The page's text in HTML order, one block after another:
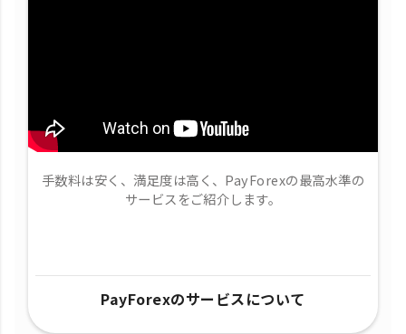
手数料は安く、満足度は高く、PayForexの最高水準の
サービスをご紹介します。
PayForexのサービスについて